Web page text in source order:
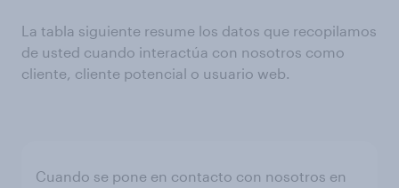
La tabla siguiente resume los datos que recopilamos
de usted cuando interactúa con nosotros como
cliente, cliente potencial o usuario web.
Cuando se pone en contacto con nosotros en